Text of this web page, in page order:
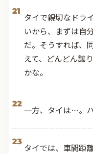
21
タイで親切なドラ
いから、まずは自
だ。そうすれば、
えて、どんどん譲
かな。
22
一方、タイは…。ハ
23
タイでは、車間距